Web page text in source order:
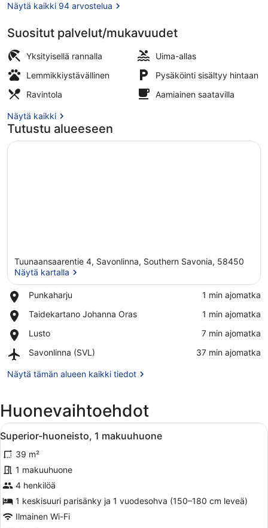
Lounas ja illallinen
Näytä kaikki 94 arvostelua
Suositut palvelut/mukavuudet
Yksityisellä rannalla
Uima-allas
Lemmikkiystävällinen
Pysäköinti sisältyy hintaan
Ravintola
Aamiainen saatavilla
Näytä kaikki
Tutustu alueeseen
Tuunaansaarentie 4, Savonlinna, Southern Savonia, 58450
Näytä kartalla
Punkaharju
Place,
‪1 min ajomatka‬
Taidekartano Johanna Oras
Place,
Johanna
‪1 min ajomatka‬
Lusto
Place,
‪7 min ajomatka‬
Savonlinna (SVL)
Airport,
(SVL)
‪37 min ajomatka‬
Näytä tämän alueen kaikki tiedot
Huonevaihtoehdot
Avaa
kaikki
huonetyypin
Superior-
huoneisto,
1
makuuhuone
Hotellihuone, jossa on kaksi
13
Superior-huoneisto, 1 makuuhuone
39 m²
1 makuuhuone
4 henkilöä
1 keskisuuri parisänky ja 1 vuodesohva (150–180 cm leveä)
Ilmainen Wi-Fi